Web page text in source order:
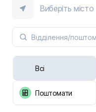
Виберіть місто
Всі
Поштомати